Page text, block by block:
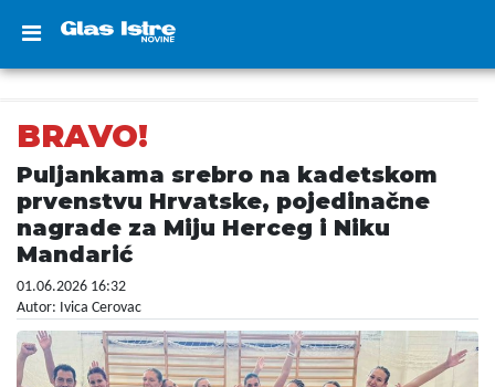
BRAVO!
Puljankama srebro na kadetskom
prvenstvu Hrvatske, pojedinačne
nagrade za Miju Herceg i Niku
Mandarić
01.06.2026 16:32
Autor: Ivica Cerovac